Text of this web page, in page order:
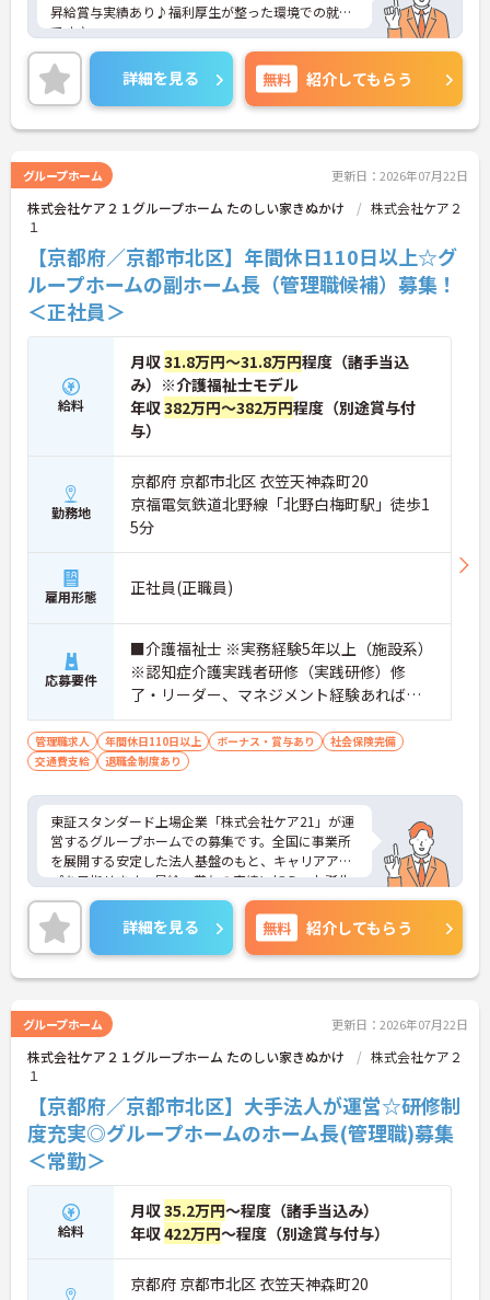
昇給賞与実績あり♪福利厚生が整った環境での就業
です♪
ご興味ある方には、面接対策ポイントなど、さらに
詳細をお話しいたしますのでお気軽にご相談くださ
い。
詳細を見る 無料 紹介してもらう
グループホーム 更新日：2026年07月22日
株式会社ケア２１グループホーム たのしい家きぬかけ
株式会社ケア２
１
【京都府／京都市北区】年間休日110日以上☆グ
ループホームの副ホーム長（管理職候補）募集！
＜正社員＞
給料
月収31.8万円～31.8万円程度（諸手当込
み）※介護福祉士モデル
年収382万円～382万円程度（別途賞与付
与）
勤務地
京都府 京都市北区 衣笠天神森町20
京福電気鉄道北野線「北野白梅町駅」徒歩1
5分
雇用形態 正社員(正職員)
応募要件
■介護福祉士 ※実務経験5年以上（施設系）
※認知症介護実践者研修（実践研修）修
了・リーダー、マネジメント経験あれば尚
可
管理職求人 年間休日110日以上 ボーナス・賞与あり
社会保険完備
交通費支給
退職金制度あり
東証スタンダード上場企業「株式会社ケア21」が運
営するグループホームでの募集です。全国に事業所
を展開する安定した法人基盤のもと、キャリアアッ
プを目指せます。昇給・賞与の実績に加え、お誕生
日プレゼントや各種割引が利用できる組合制度な
ど、手厚い福利厚生も魅力。定年制を撤廃している
ため、腰を据えて長くご活躍いただけます。これま
での経験を活かして施設運営や人材育成に挑戦した
い方、チームで何かを創り上げるのが好きな方にお
すので、お気軽にお問い合わせください。
詳細を見る 無料 紹介してもらう
グループホーム 更新日：2026年07月22日
株式会社ケア２１グループホーム たのしい家きぬかけ
株式会社ケア２
１
【京都府／京都市北区】大手法人が運営☆研修制
度充実◎グループホームのホーム長(管理職)募集
＜常勤＞
給料
月収35.2万円～程度（諸手当込み）
年収422万円～程度（別途賞与付与）
京都府 京都市北区 衣笠天神森町20